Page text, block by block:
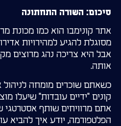
סיכום: השורה התחתונה
אתר קונימבו הוא כמו מכונת
מסוגלת להגיע למהירויות
אבל היא צריכה נהג מרוצים
אותה.
כשאתם שוכרים מומחה
קונים "ידיים עובדות" שיעלו
אתם מרוויחים שותף אסטרטגי
הפלטפורמה, יודע איך להביא